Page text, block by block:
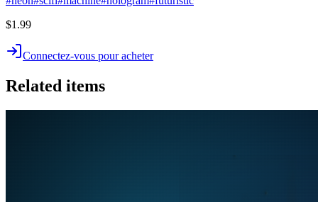
$1.99
Connectez-vous pour acheter
Related items